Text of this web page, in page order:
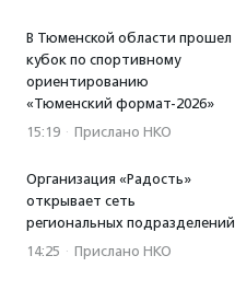
В Тюменской области прошел
кубок по спортивному
ориентированию
«Тюменский формат-2026»
15:19 · Прислано НКО
Организация «Радость»
открывает сеть
региональных подразделений
14:25 · Прислано НКО